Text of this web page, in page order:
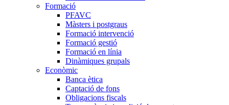
Formació
PFAVC
Màsters i postgraus
Formació intervenció
Formació gestió
Formació en línia
Dinàmiques grupals
Econòmic
Banca ètica
Captació de fons
Obligacions fiscals